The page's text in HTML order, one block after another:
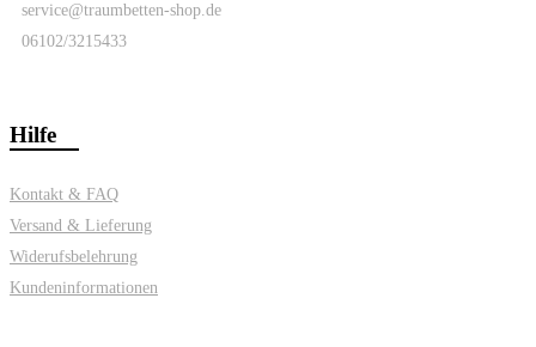
service@traumbetten-shop.de
06102/3215433
Hilfe
Kontakt & FAQ
Versand & Lieferung
Widerufsbelehrung
Kundeninformationen